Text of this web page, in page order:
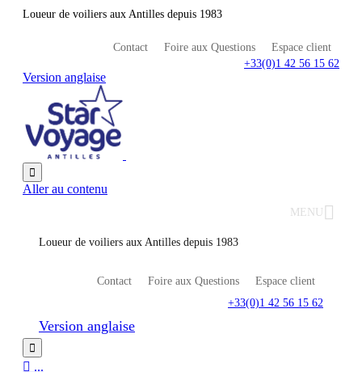
Loueur de voiliers aux Antilles depuis 1983
Contact Foire aux Questions
Espace client
+33(0)1 42 56 15 62
Version anglaise

Aller au contenu
MENU
Loueur de voiliers aux Antilles depuis 1983
Contact Foire aux Questions
Espace client
+33(0)1 42 56 15 62
Version anglaise

 ...